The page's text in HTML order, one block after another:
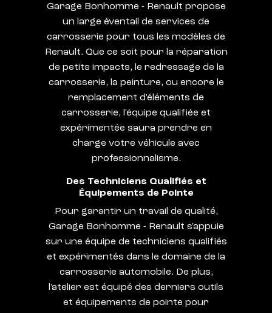
Garage Bonhomme - Renault propose
un large éventail de services de
carrosserie pour tous les modèles de
Renault. Que ce soit pour la réparation
de petits impacts, le redressage de la
carrosserie, la peinture, ou encore le
remplacement d'éléments de
carrosserie, l'équipe qualifiée et
expérimentée saura prendre en
charge votre véhicule avec
professionnalisme.
Des Techniciens Qualifiés et
Équipements de Pointe
Pour garantir un travail de qualité,
Garage Bonhomme - Renault s'appuie
sur une équipe de techniciens qualifiés
et expérimentés dans le domaine de la
carrosserie automobile. De plus,
l'atelier est équipé des derniers outils
et équipements de pointe pour